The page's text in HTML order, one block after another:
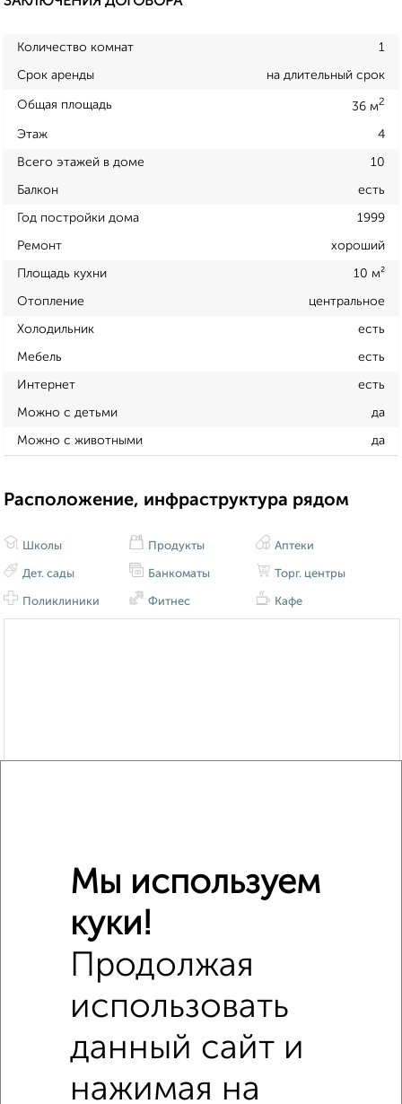
Количество комнат 1
Срок аренды на длительный срок
Общая площадь 36 м2
Этаж 4
Всего этажей в доме 10
Балкон есть
Год постройки дома 1999
Ремонт хороший
Площадь кухни 10 м²
Отопление центральное
Холодильник есть
Мебель есть
Интернет есть
Можно с детьми да
Можно с животными да
Расположение, инфраструктура рядом
Школы
Дет. сады
Поликлиники
Продукты
Банкоматы
Фитнес
Аптеки
Торг. центры
Кафе
Похожие предложения рядом
1‑комнатные квартиры недалеко от Фрунзе 42
Мы используем
куки!
Продолжая
использовать
данный сайт и
нажимая на